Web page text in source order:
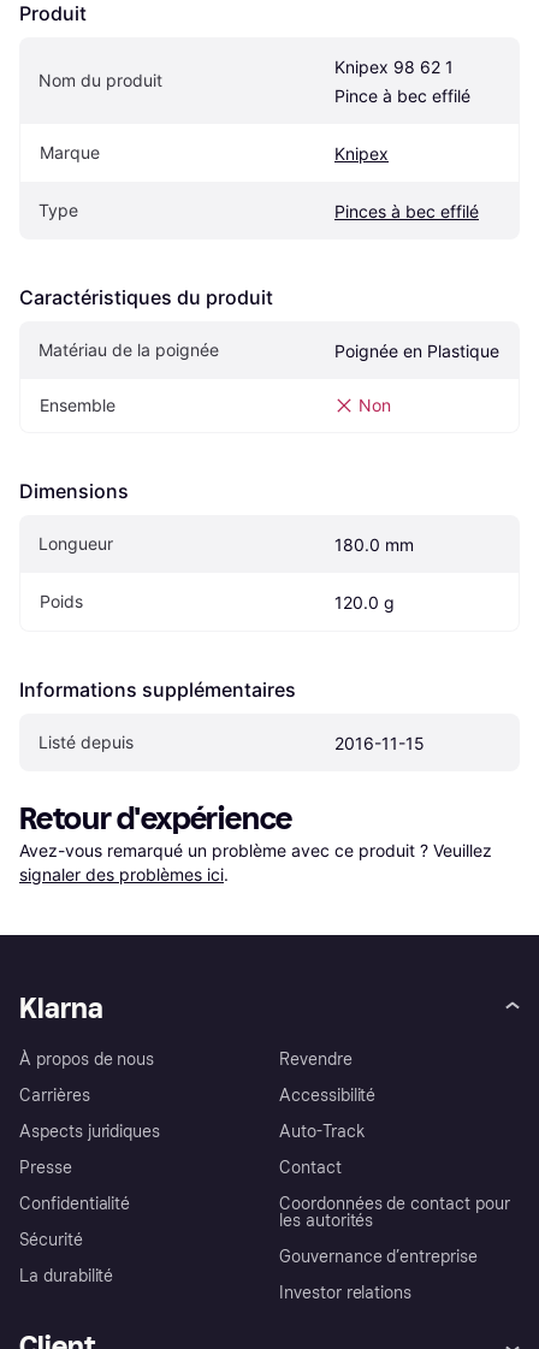
Produit
Nom du produit
Knipex 98 62 1
Pince à bec effilé
Marque Knipex
Type Pinces à bec effilé
Caractéristiques du produit
Matériau de la poignée Poignée en Plastique
Ensemble Non
Dimensions
Longueur 180.0 mm
Poids 120.0 g
Informations supplémentaires
Listé depuis 2016-11-15
Retour d'expérience
Avez-vous remarqué un problème avec ce produit ? Veuillez
signaler des problèmes ici.
Klarna
À propos de nous
Carrières
Aspects juridiques
Presse
Confidentialité
Sécurité
La durabilité
Revendre
Accessibilité
Auto-Track
Contact
Coordonnées de contact pour
les autorités
Gouvernance d’entreprise
Investor relations